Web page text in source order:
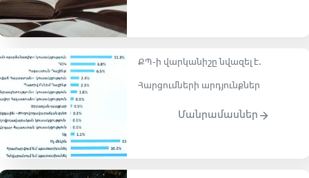
ՔՊ-ի վարկանիշը նվազել է.
Հարցումների արդյունքներ
Մանրամասներ